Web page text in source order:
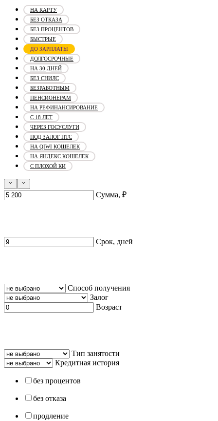
НА КАРТУ
БЕЗ ОТКАЗА
БЕЗ ПРОЦЕНТОВ
БЫСТРЫЕ
ДО ЗАРПЛАТЫ
ДОЛГОСРОЧНЫЕ
НА 30 ДНЕЙ
БЕЗ СНИЛС
БЕЗРАБОТНЫМ
ПЕНСИОНЕРАМ
НА РЕФИНАНСИРОВАНИЕ
С 18 ЛЕТ
ЧЕРЕЗ ГОСУСЛУГИ
ПОД ЗАЛОГ ПТС
НА QIWI КОШЕЛЕК
НА ЯНДЕКС КОШЕЛЕК
С ПЛОХОЙ КИ
Сумма, ₽
Срок, дней
Способ получения
Залог
Возраст
Тип занятости
Кредитная история
без процентов
без отказа
продление